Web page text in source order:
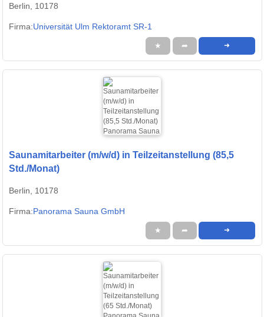
Berlin, 10178
Firma:Universität Ulm Rektoramt SR-1
★ ➦ ➜
Saunamitarbeiter (m/w/d) in Teilzeitanstellung (85,5
Std./Monat)
Berlin, 10178
Firma:Panorama Sauna GmbH
★ ➦ ➜